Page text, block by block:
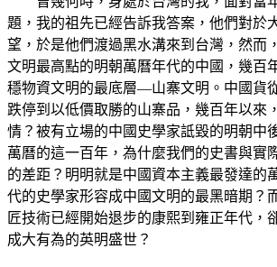
題，我的祖先已經告訴我答案，他們對於
望，於是他們渡過黑水溝來到台灣，然而
文明最高點的明朝萬曆年代的中國，幾百
穩物資文明的最底層—山寨文明。中國貨
跌停到以低價取勝的山寨品，幾百年以來
情？被有立場的中國史學家詆毀的明朝中
萬曆的這一百年，為什麼我們的史書與實
的差距？明明就是中國資本主義最發達的
代的史學家形容成中國文明的最黑暗期？
匠技術已經開始退步的康熙到雍正年代，
成大有為的英明盛世？